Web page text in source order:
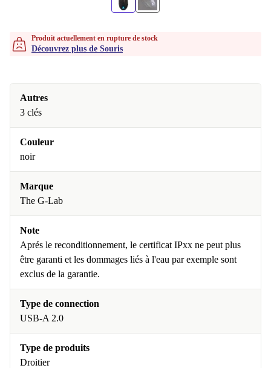
Produit actuellement en rupture de stock
Découvrez plus de Souris
Autres
3 clés
Couleur
noir
Marque
The G-Lab
Note
Aprés le reconditionnement, le certificat IPxx ne peut plus
être garanti et les dommages liés à l'eau par exemple sont
exclus de la garantie.
Type de connection
USB-A 2.0
Type de produits
Droitier